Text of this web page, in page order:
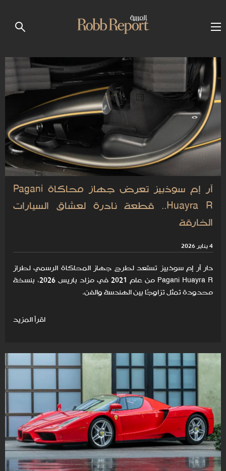
آر إم سوذبيز تعرض جهاز محاكاة Pagani
Huayra R.. قطعة نادرة لعشاق السيارات
الخارقة
4 يناير 2026
دار آر إم سوذبيز تستعد لطرح جهاز المحاكاة الرسمي لطراز
Pagani Huayra R من عام 2021 في مزاد باريس 2026، بنسخة
محدودة تمثل تزاوجًا بين الهندسة والفن.
اقرأ المزيد